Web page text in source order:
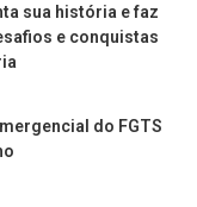
sua história e faz
e conquistas
do FGTS